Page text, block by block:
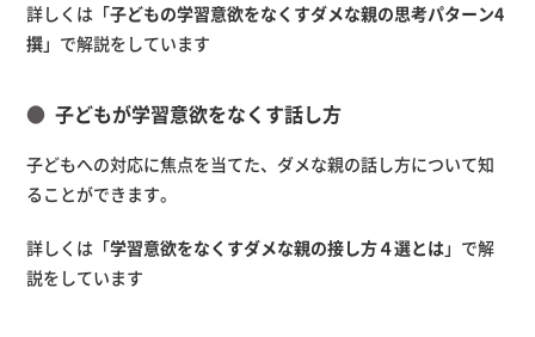
詳しくは「子どもの学習意欲をなくすダメな親の思考パターン4
撰」で解説をしています
子どもが学習意欲をなくす話し方
子どもへの対応に焦点を当てた、ダメな親の話し方について知
ることができます。
詳しくは「学習意欲をなくすダメな親の接し方４選とは」で解
説をしています